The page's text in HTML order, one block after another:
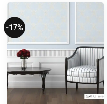
-17%